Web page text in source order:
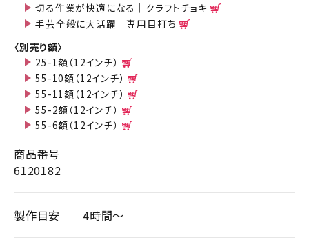
切る作業が快適になる｜クラフトチョキ
手芸全般に大活躍｜専用目打ち
〈別売り額〉
25-1額（12インチ）
55-10額（12インチ）
55-11額（12インチ）
55-2額（12インチ）
55-6額（12インチ）
商品番号
6120182
製作目安 4時間～